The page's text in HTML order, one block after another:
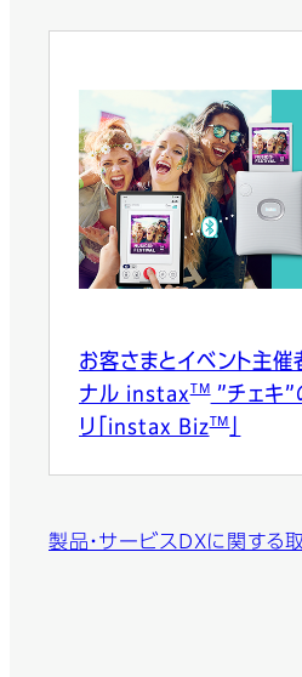
お客さまとイベント主催
ナル instax TM”チェキ”
リ「instax Biz TM 」
製品・サービスDXに関する